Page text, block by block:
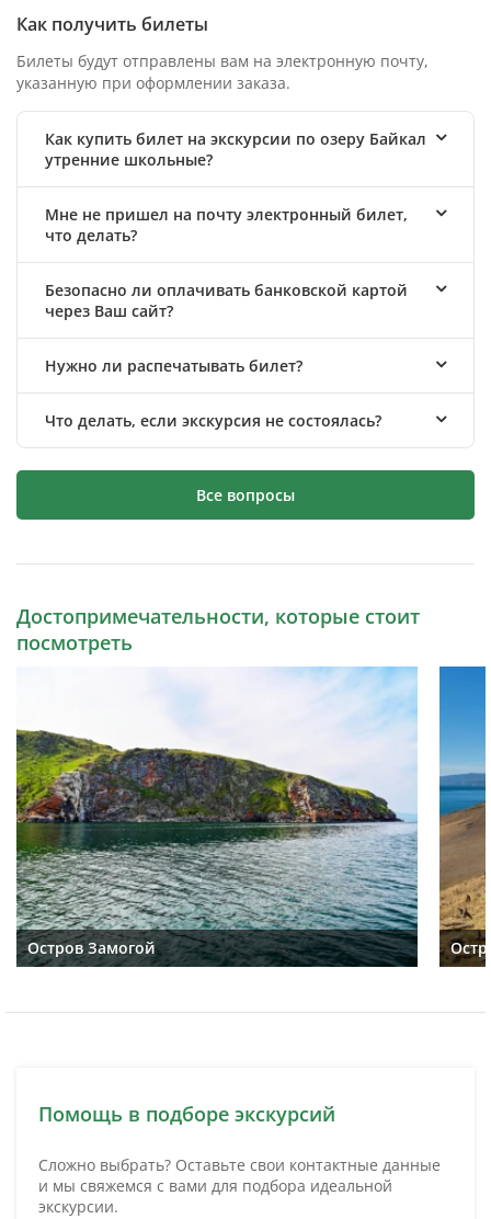
Как получить билеты
Билеты будут отправлены вам на электронную почту,
указанную при оформлении заказа.
Как купить билет на экскурсии по озеру Байкал
утренние школьные?
Мне не пришел на почту электронный билет,
что делать?
Безопасно ли оплачивать банковской картой
через Ваш сайт?
Нужно ли распечатывать билет?
Что делать, если экскурсия не состоялась?
Все вопросы
Достопримечательности, которые стоит
посмотреть
Остров Замогой
Помощь в подборе экскурсий
Сложно выбрать? Оставьте свои контактные данные
и мы свяжемся с вами для подбора идеальной
экскурсии.